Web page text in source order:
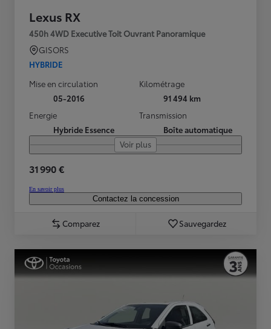
Lexus RX
450h 4WD Executive Toit Ouvrant Panoramique
GISORS
HYBRIDE
Mise en circulation
05-2016
Kilométrage
91 494 km
Energie
Hybride Essence
Transmission
Boîte automatique
Voir plus
31 990 €
En savoir plus
Contactez la concession
Comparez Sauvegardez